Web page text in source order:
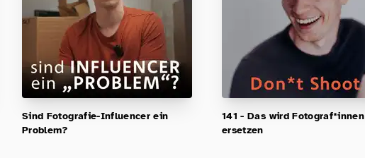
Sind Fotografie-Influencer ein
Problem?
141 - Das wird Fotograf*innen
ersetzen